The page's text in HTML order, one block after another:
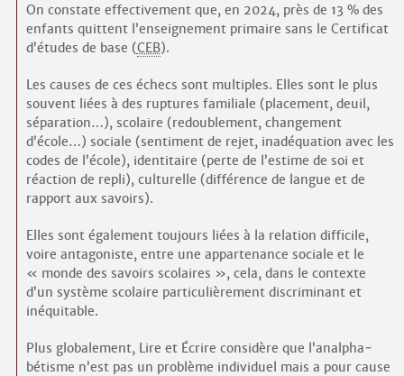
On constate effectivement que, en 2024, près de 13 % des
enfants quittent l’enseignement primaire sans le Certificat
d’études de base (CEB).
Les causes de ces échecs sont multiples. Elles sont le plus
souvent liées à des ruptures familiale (placement, deuil,
séparation…), scolaire (redoublement, changement
d’école…) sociale (sentiment de rejet, inadéquation avec les
codes de l’école), identitaire (perte de l’estime de soi et
réaction de repli), culturelle (différence de langue et de
rapport aux savoirs).
Elles sont également toujours liées à la relation difficile,
voire antagoniste, entre une appartenance sociale et le
« monde des savoirs scolaires », cela, dans le contexte
d’un système scolaire particulièrement discriminant et
inéquitable.
Plus globalement, Lire et Écrire considère que l’analpha­
bétisme n’est pas un problème individuel mais a pour cause